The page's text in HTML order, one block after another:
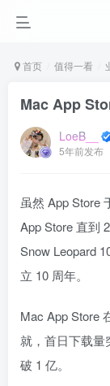
首页 值得一看
Mac App
LoeB__
5年前发布
虽然 App Store
App Store 直到
Snow Leopard
立 10 周年。
Mac App Store
就，首日下载量
破 1 亿。